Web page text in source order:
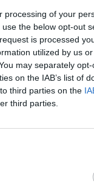
processing of your
the below opt-out
is processed
utilized by us
may separately
on the IAB’s list of
third parties on the
third parties.
által
ülésén
van,